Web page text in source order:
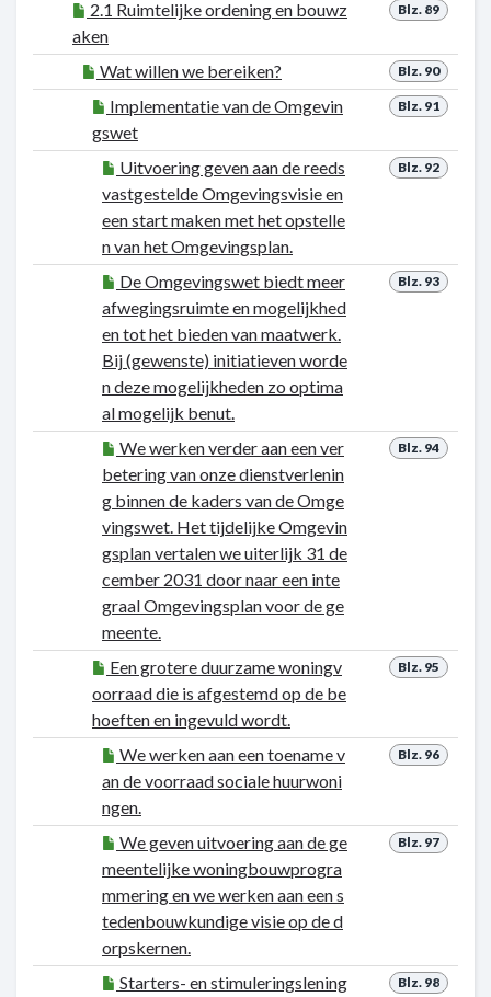
Blz. 89
2.1 Ruimtelijke ordening en bouwz
aken
Blz. 90
Wat willen we bereiken?
Blz. 91
Implementatie van de Omgevin
gswet
Blz. 92
Uitvoering geven aan de reeds
vastgestelde Omgevingsvisie en
een start maken met het opstelle
n van het Omgevingsplan.
Blz. 93
De Omgevingswet biedt meer
afwegingsruimte en mogelijkhed
en tot het bieden van maatwerk.
Bij (gewenste) initiatieven worde
n deze mogelijkheden zo optima
al mogelijk benut.
Blz. 94
We werken verder aan een ver
betering van onze dienstverlenin
g binnen de kaders van de Omge
vingswet. Het tijdelijke Omgevin
gsplan vertalen we uiterlijk 31 de
cember 2031 door naar een inte
graal Omgevingsplan voor de ge
meente.
Blz. 95
Een grotere duurzame woningv
oorraad die is afgestemd op de be
hoeften en ingevuld wordt.
Blz. 96
We werken aan een toename v
an de voorraad sociale huurwoni
ngen.
Blz. 97
We geven uitvoering aan de ge
meentelijke woningbouwprogra
mmering en we werken aan een s
tedenbouwkundige visie op de d
orpskernen.
Blz. 98
Starters- en stimuleringslening